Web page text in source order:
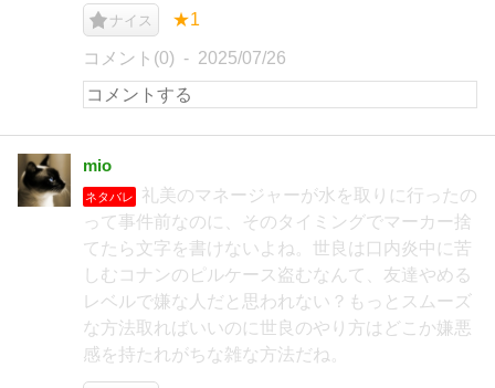
ナイス ★1
コメント(0) 2025/07/26
mio
ネタバレ
礼美のマネージャーが水を取りに行ったの
って事件前なのに、そのタイミングでマーカー捨
てたら文字を書けないよね。世良は口内炎中に苦
しむコナンのピルケース盗むなんて、友達やめる
レベルで嫌な人だと思われない？もっとスムーズ
な方法取ればいいのに世良のやり方はどこか嫌悪
感を持たれがちな雑な方法だね。